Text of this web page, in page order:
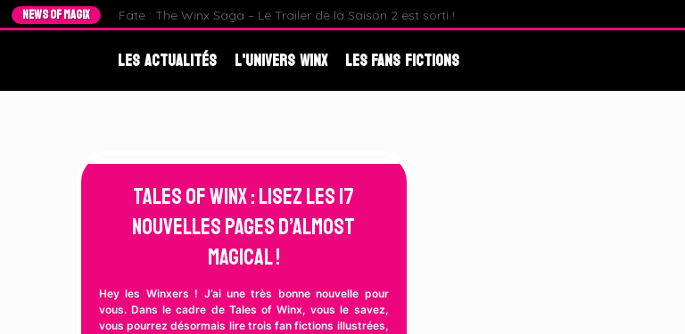
NEWS OF MAGIX Fate : The Winx Saga – Le Trailer de la Saison 2 est sorti !
Les Actualités L'Univers Winx Les Fans Fictions
Tales of Winx : Lisez les 17
Nouvelles Pages d’Almost
Magical !
Hey les Winxers ! J’ai une très bonne nouvelle pour
vous. Dans le cadre de Tales of Winx, vous le savez,
vous pourrez désormais lire trois fan fictions illustrées,